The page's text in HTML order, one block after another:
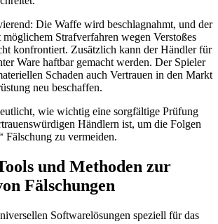
Die Waffe wird beschlagnahmt, und der
Strafverfahren wegen Verstoßes
konfrontiert. Zusätzlich kann der Händler für
Ware haftbar gemacht werden. Der Spieler
Schaden auch Vertrauen in den Markt
neu beschaffen.
wie wichtig eine sorgfältige Prüfung
Händlern ist, um die Folgen
Fälschung zu vermeiden.
und Methoden zur
Fälschungen
Softwarelösungen speziell für das